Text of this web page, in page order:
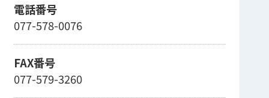
電話番号
077-578-0076
FAX番号
077-579-3260